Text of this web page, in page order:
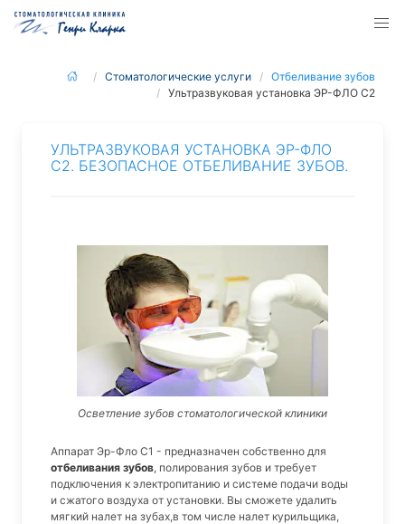
Стоматологические услуги
Отбеливание зубов
Ультразвуковая установка ЭР-ФЛО С2
УЛЬТРАЗВУКОВАЯ УСТАНОВКА ЭР-ФЛО
С2. БЕЗОПАСНОЕ ОТБЕЛИВАНИЕ ЗУБОВ.
Осветление зубов стоматологической клиники
Аппарат Эр-Фло С1 - предназначен собственно для
отбеливания зубов , полирования зубов и требует
подключения к электропитанию и системе подачи воды
и сжатого воздуха от установки. Вы сможете удалить
мягкий налет на зубах,в том числе налет курильщика,